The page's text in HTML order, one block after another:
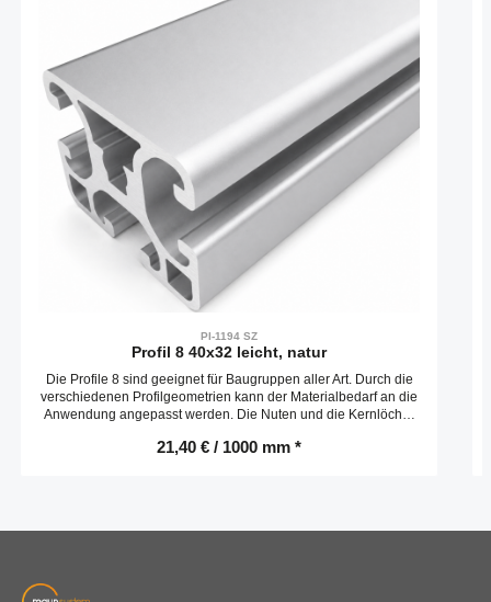
PI-1194 SZ
Profil 8 40x32 leicht, natur
Die Profile 8 sind geeignet für Baugruppen aller Art. Durch die
verschiedenen Profilgeometrien kann der Materialbedarf an die
Anwendung angepasst werden. Die Nuten und die Kernlöcher
21,40 € / 1000 mm *